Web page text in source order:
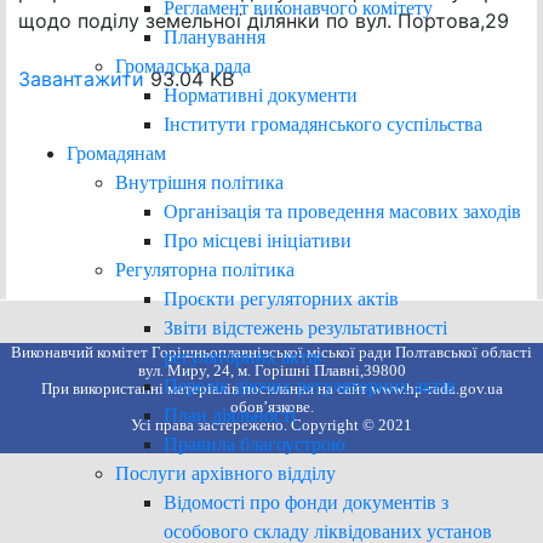
Регламент виконавчого комітету
Планування
Громадська рада
Нормативні документи
Інститути громадянського суспільства
Громадянам
Внутрішня політика
Організація та проведення масових заходів
Про місцеві ініціативи
Регуляторна політика
Проєкти регуляторних актів
Звіти відстежень результативності
регуляторних актів
Перелік діючих регуляторних актів
План діяльності
Правила благоустрою
Послуги архівного відділу
Відомості про фонди документів з
особового складу ліквідованих установ
щодо поділу земельної ділянки по вул. Портова,29
Завантажити93.04 KB
Виконавчий комітет Горішньоплавнівської міської ради Полтавської області
вул. Миру, 24, м. Горішні Плавні,39800
При використанні матеріалів посилання на сайт www.hp-rada.gov.ua
обов’язкове.
Усі права застережено. Copyright © 2021